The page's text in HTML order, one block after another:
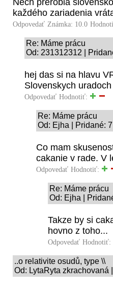
Nech prerobia
každého zariadenia
Odpovedať Známka: 10.0
Re: Máme prácu
Od: 231312312 |
hej das si na hlavu
Slovenskych uradoch
Odpovedať Hodnotiť:
Re: Máme prácu
Od: Ejha | Pridané:
Co mam
cakanie v rade. V
Odpovedať Hodnotiť:
Re: Máme prácu
Od: Ejha |
Takze by si
hovno z toho...
Odpovedať Hodnotiť:
..o relativite osudů, type \\
Od: LytaRyta zkrachovaná